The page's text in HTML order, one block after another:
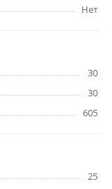
Нет
30
30
605
25